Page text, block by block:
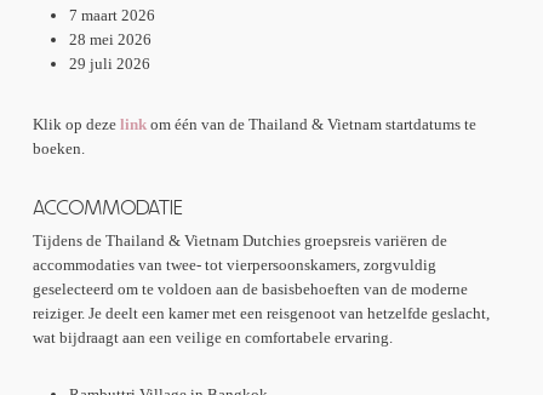
7 maart 2026
28 mei 2026
29 juli 2026
Klik op deze linkom één van de Thailand & Vietnam startdatums te
boeken.
ACCOMMODATIE
Tijdens de Thailand & Vietnam Dutchies groepsreis variëren de
accommodaties van twee- tot vierpersoonskamers, zorgvuldig
geselecteerd om te voldoen aan de basisbehoeften van de moderne
reiziger. Je deelt een kamer met een reisgenoot van hetzelfde geslacht,
wat bijdraagt aan een veilige en comfortabele ervaring.